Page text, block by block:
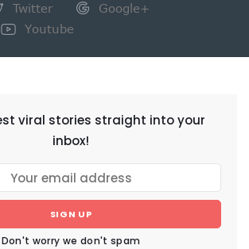
Twitter
Google+
Youtube
viral stories straight into your
inbox!
SIGN UP
Don't worry we don't spam